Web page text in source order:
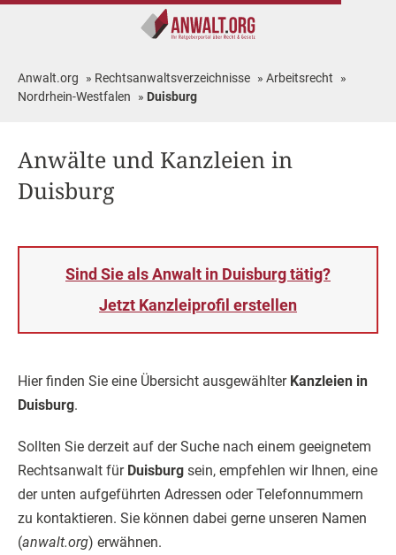
Anwälte und Kanzleien in
Duisburg
Anwalt.org » Rechtsanwaltsverzeichnisse » Arbeitsrecht
»
Nordrhein-Westfalen
» Duisburg
Sind Sie als Anwalt in Duisburg tätig?
Jetzt Kanzleiprofil erstellen
Hier finden Sie eine Übersicht ausgewählter Kanzleien in
Duisburg.
Sollten Sie derzeit auf der Suche nach einem geeignetem
Rechtsanwalt für Duisburg sein, empfehlen wir Ihnen, eine
der unten aufgeführten Adressen oder Telefonnummern
zu kontaktieren. Sie können dabei gerne unseren Namen
(anwalt.org) erwähnen.